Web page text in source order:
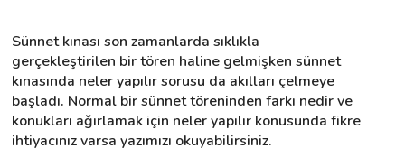
🎈 Biz Kimiz?
🧐 Nasıl Çalışır?
🌟 Müşteri Değerlendirmeleri
Sünnet kınası son zamanlarda sıklıkla
gerçekleştirilen bir tören haline gelmişken sünnet
kınasında neler yapılır sorusu da akılları çelmeye
başladı. Normal bir sünnet töreninden farkı nedir ve
konukları ağırlamak için neler yapılır konusunda fikre
ihtiyacınız varsa yazımızı okuyabilirsiniz.